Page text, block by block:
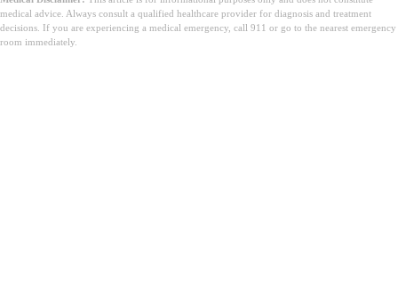
medical advice. Always consult a qualified healthcare provider for diagnosis and treatment
decisions. If you are experiencing a medical emergency, call 911 or go to the nearest emergency
room immediately.